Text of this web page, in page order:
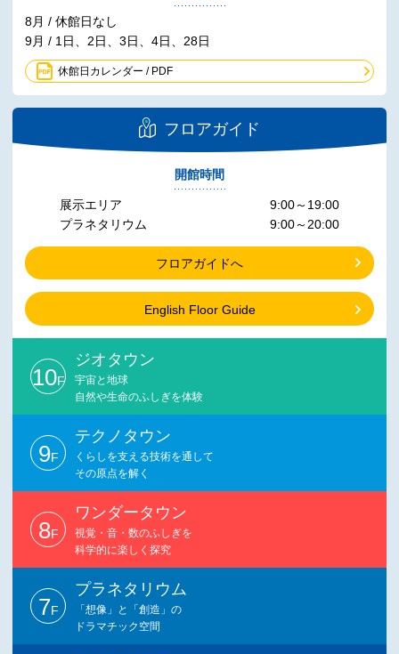
8月 / 休館日なし
9月 / 1日、2日、3日、4日、28日
休館日カレンダー / PDF
フロアガイド
開館時間
展示エリア
プラネタリウム
9:00～19:00
9:00～20:00
フロアガイドへ
English Floor Guide
10F
ジオタウン
宇宙と地球
自然や生命のふしぎを体験
9F
テクノタウン
くらしを支える技術を通して
その原点を解く
8F
ワンダータウン
視覚・音・数のふしぎを
科学的に楽しく探究
7F
プラネタリウム
「想像」と「創造」の
ドラマチック空間